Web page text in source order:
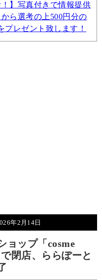
！】写真付きで情報提供
ら選考の上500円分の
プレゼント致します！
年2月14日
ョップ「cosme
閉店、ららぽーと